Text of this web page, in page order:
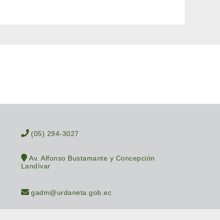
(05) 294-3027
Av. Alfonso Bustamante y Concepción
Landívar
gadm@urdaneta.gob.ec